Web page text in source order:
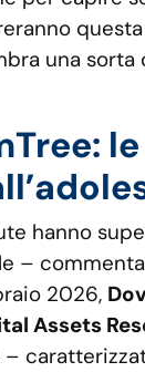
una sorta
hanno
–
2026,
Assets
–